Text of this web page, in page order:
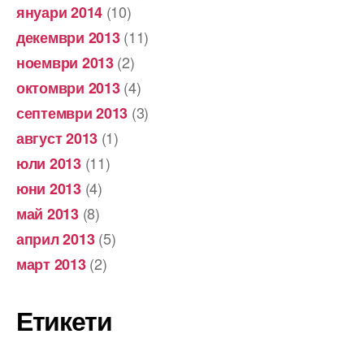
януари 2014 (10)
декември 2013(11)
ноември 2013(2)
октомври 2013(4)
септември 2013 (3)
август 2013 (1)
юли 2013(11)
юни 2013(4)
май 2013(8)
април 2013(5)
март 2013(2)
Етикети